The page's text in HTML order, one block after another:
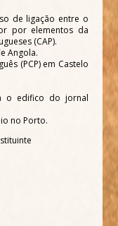
de ligação entre o
por elementos da
(CAP).
Angola.
(PCP) em Castelo
o edifico do jornal
no Porto.